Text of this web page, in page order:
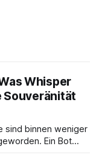
Whisper
Souveränität
sind binnen weniger
Ein Bot